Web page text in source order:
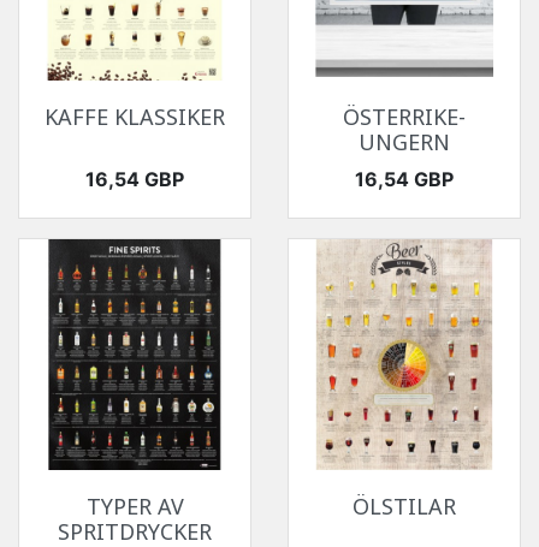
KAFFE KLASSIKER
Pris
16,54 GBP
ÖSTERRIKE-
UNGERN
Pris
16,54 GBP
TYPER AV
SPRITDRYCKER
ÖLSTILAR